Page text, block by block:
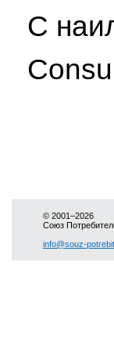
С
© 2001–2026
Союз
info@souz-